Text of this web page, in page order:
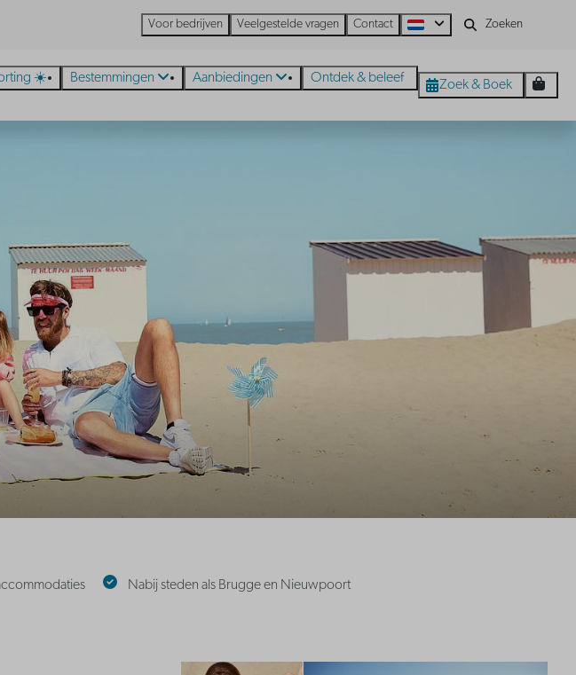
Voor bedrijven Veelgestelde vragen Contact
☀️ Bestemmingen Aanbiedingen Ontdek & beleef Zoek & Boek
Nabij steden als Brugge en Nieuwpoort